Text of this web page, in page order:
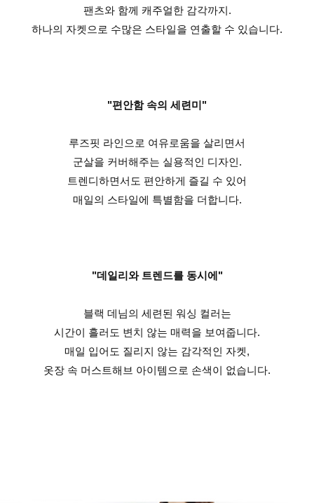
팬츠와 함께 캐주얼한 감각까지.
하나의 자켓으로 수많은 스타일을 연출할 수 있습니다.
"편안함 속의 세련미"
루즈핏 라인으로 여유로움을 살리면서
군살을 커버해주는 실용적인 디자인.
트렌디하면서도 편안하게 즐길 수 있어
매일의 스타일에 특별함을 더합니다.
"데일리와 트렌드를 동시에"
블랙 데님의 세련된 워싱 컬러는
시간이 흘러도 변치 않는 매력을 보여줍니다.
매일 입어도 질리지 않는 감각적인 자켓,